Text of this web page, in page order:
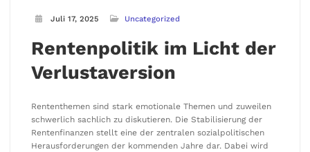
Juli 17, 2025 Uncategorized
Rentenpolitik im Licht der
Verlustaversion
Rententhemen sind stark emotionale Themen und zuweilen
schwerlich sachlich zu diskutieren. Die Stabilisierung der
Rentenfinanzen stellt eine der zentralen sozialpolitischen
Herausforderungen der kommenden Jahre dar. Dabei wird